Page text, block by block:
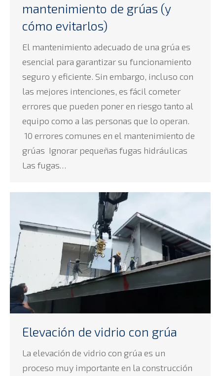
mantenimiento de grúas (y
cómo evitarlos)
El mantenimiento adecuado de una grúa es
esencial para garantizar su funcionamiento
seguro y eficiente. Sin embargo, incluso con
las mejores intenciones, es fácil cometer
errores que pueden poner en riesgo tanto al
equipo como a las personas que lo operan.
10 errores comunes en el mantenimiento de
grúas Ignorar pequeñas fugas hidráulicas
Las fugas…
Elevación de vidrio con grúa
La elevación de vidrio con grúa es un
proceso muy importante en la construcción